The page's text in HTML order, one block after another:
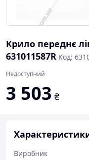
Крило переднє
631011587R Код:
Недоступний
3 503 ₴
Виробник